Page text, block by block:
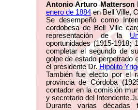
Antonio Arturo Matterson
enero de 1884en Bell Ville,
Se desempeñó como
cordobesa de Bell Ville
representación de la
oportunidades (1915-1918;
completar el segundo de
golpe de estado perpetrado
el presidente Dr. Hipólito
También fue electo por el
provincia de Córdoba
contador en la comisión
y secretario del Intendente
Durante varias décadas